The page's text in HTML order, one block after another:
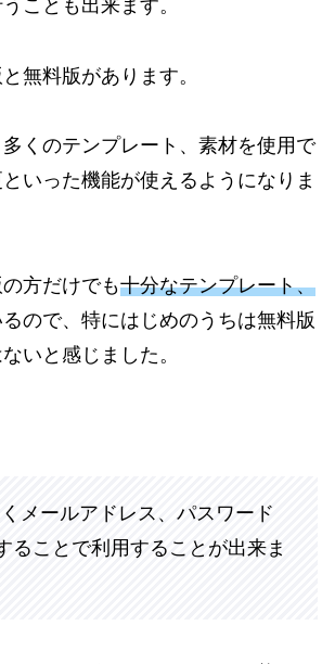
ことも出来ます。
無料版があります。
くのテンプレート、素材を使用で
いった機能が使えるようになりま
方だけでも十分なテンプレート、
ので、特にはじめのうちは無料版
いと感じました。
メールアドレス、パスワード
ることで利用することが出来ま